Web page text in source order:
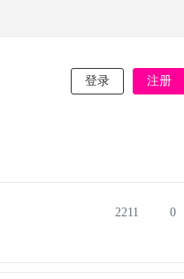
登录 注册
0
2211